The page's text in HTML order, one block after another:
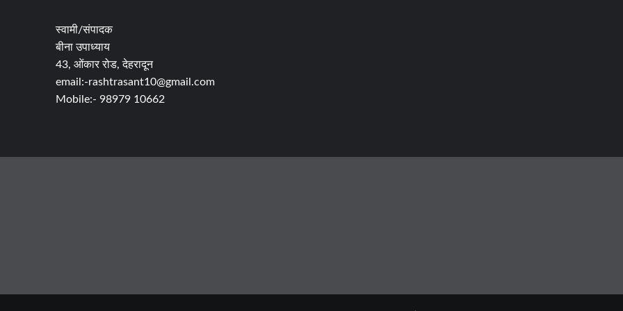
स्वामी/संपादक
बीना उपाध्याय
43, ओंकार रोड, देहरादून
email:-rashtrasant10@gmail.com
Mobile:- 98979 10662